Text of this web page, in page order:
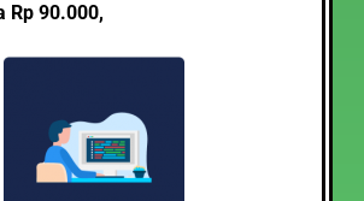
Rp 90.000,